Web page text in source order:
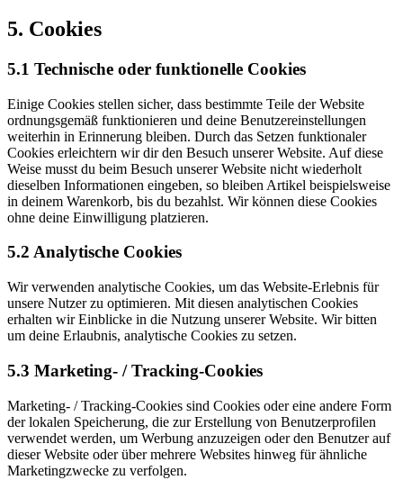
5. Cookies
5.1 Technische oder funktionelle Cookies
Einige Cookies stellen sicher, dass bestimmte Teile der Website
ordnungsgemäß funktionieren und deine Benutzereinstellungen
weiterhin in Erinnerung bleiben. Durch das Setzen funktionaler
Cookies erleichtern wir dir den Besuch unserer Website. Auf diese
Weise musst du beim Besuch unserer Website nicht wiederholt
dieselben Informationen eingeben, so bleiben Artikel beispielsweise
in deinem Warenkorb, bis du bezahlst. Wir können diese Cookies
ohne deine Einwilligung platzieren.
5.2 Analytische Cookies
Wir verwenden analytische Cookies, um das Website-Erlebnis für
unsere Nutzer zu optimieren. Mit diesen analytischen Cookies
erhalten wir Einblicke in die Nutzung unserer Website. Wir bitten
um deine Erlaubnis, analytische Cookies zu setzen.
5.3 Marketing- / Tracking-Cookies
Marketing- / Tracking-Cookies sind Cookies oder eine andere Form
der lokalen Speicherung, die zur Erstellung von Benutzerprofilen
verwendet werden, um Werbung anzuzeigen oder den Benutzer auf
dieser Website oder über mehrere Websites hinweg für ähnliche
Marketingzwecke zu verfolgen.